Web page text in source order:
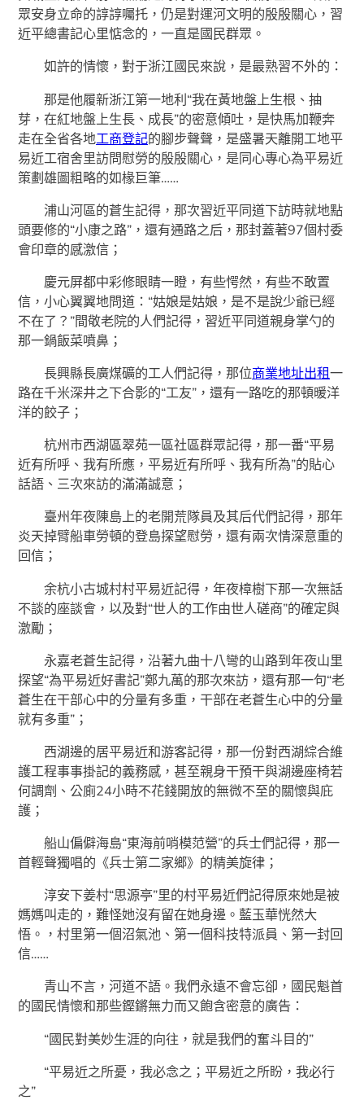
眾安身立命的諄諄囑托，仍是對運河文明的殷殷關心，習
近平總書記心里惦念的，一直是國民群眾。
如許的情懷，對于浙江國民來說，是最熟習不外的：
那是他履新浙江第一地利“我在黃地盤上生根、抽
芽，在紅地盤上生長、成長”的密意傾吐，是快馬加鞭奔
走在全省各地工商登記的腳步聲聲，是盛暑天離開工地平
易近工宿舍里訪問慰勞的殷殷關心，是同心專心為平易近
策劃雄圖粗略的如椽巨筆……
浦山河區的蒼生記得，那次習近平同道下訪時就地點
頭要修的“小康之路”，還有通路之后，那封蓋著97個村委
會印章的感激信；
慶元屏都中彩修眼睛一瞪，有些愕然，有些不敢置
信，小心翼翼地問道：“姑娘是姑娘，是不是說少爺已經
不在了？”間敬老院的人們記得，習近平同道親身掌勺的
那一鍋飯菜噴鼻；
長興縣長廣煤礦的工人們記得，那位商業地址出租一
路在千米深井之下合影的“工友”，還有一路吃的那頓暖洋
洋的餃子；
杭州市西湖區翠苑一區社區群眾記得，那一番“平易
近有所呼、我有所應，平易近有所呼、我有所為”的貼心
話語、三次來訪的滿滿誠意；
臺州年夜陳島上的老開荒隊員及其后代們記得，那年
炎天掉臂船車勞頓的登島探望慰勞，還有兩次情深意重的
回信；
余杭小古城村村平易近記得，年夜樟樹下那一次無話
不談的座談會，以及對“世人的工作由世人磋商”的確定與
激勵；
永嘉老蒼生記得，沿著九曲十八彎的山路到年夜山里
探望“為平易近好書記”鄭九萬的那次來訪，還有那一句“老
蒼生在干部心中的分量有多重，干部在老蒼生心中的分量
就有多重”；
西湖邊的居平易近和游客記得，那一份對西湖綜合維
護工程事事掛記的義務感，甚至親身干預干與湖邊座椅若
何調劑、公廁24小時不花錢開放的無微不至的關懷與庇
護；
船山偏僻海島“東海前哨模范營”的兵士們記得，那一
首輕聲獨唱的《兵士第二家鄉》的精美旋律；
淳安下姜村“思源亭”里的村平易近們記得原來她是被
媽媽叫走的，難怪她沒有留在她身邊。藍玉華恍然大
悟。，村里第一個沼氣池、第一個科技特派員、第一封回
信……
青山不言，河道不語。我們永遠不會忘卻，國民魁首
的國民情懷和那些鏗鏘無力而又飽含密意的廣告：
“國民對美妙生涯的向往，就是我們的奮斗目的”
“平易近之所憂，我必念之；平易近之所盼，我必行
之”